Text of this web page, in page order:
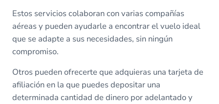
Estos servicios colaboran con varias compañías
aéreas y pueden ayudarle a encontrar el vuelo ideal
que se adapte a sus necesidades, sin ningún
compromiso.
Otros pueden ofrecerte que adquieras una tarjeta de
afiliación en la que puedes depositar una
determinada cantidad de dinero por adelantado y